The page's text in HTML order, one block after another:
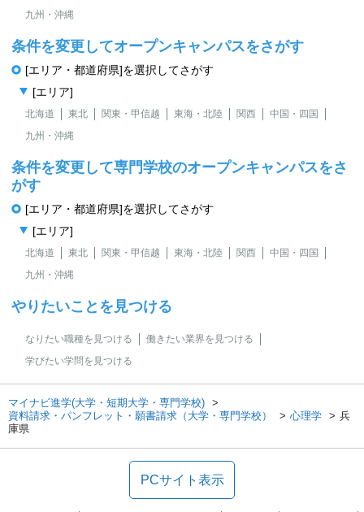
九州・沖縄
条件を変更してオープンキャンパスをさがす
[エリア・都道府県]を選択してさがす
[エリア]
北海道 東北 関東・甲信越 東海・北陸 関西
中国・四国
九州・沖縄
条件を変更して専門学校のオープンキャンパスをさ
がす
[エリア・都道府県]を選択してさがす
[エリア]
北海道 東北 関東・甲信越 東海・北陸 関西
中国・四国
九州・沖縄
やりたいことを見つける
なりたい職種を見つける
働きたい業界を見つける
学びたい学問を見つける
マイナビ進学(大学・短期大学・専門学校)
資料請求・パンフレット・願書請求（大学・専門学校）
心理学
兵
庫県
PCサイト表示